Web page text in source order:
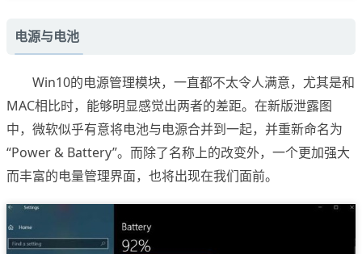
电源与电池
Win10的电源管理模块，一直都不太令人满意，尤其是和
MAC相比时，能够明显感觉出两者的差距。在新版泄露图
中，微软似乎有意将电池与电源合并到一起，并重新命名为
“Power & Battery”。而除了名称上的改变外，一个更加强大
而丰富的电量管理界面，也将出现在我们面前。